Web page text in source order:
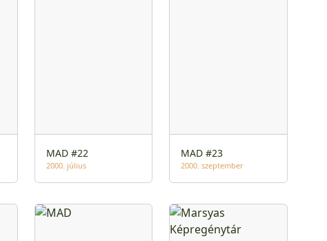
MAD #22
2000. július
MAD #23
2000. szeptember